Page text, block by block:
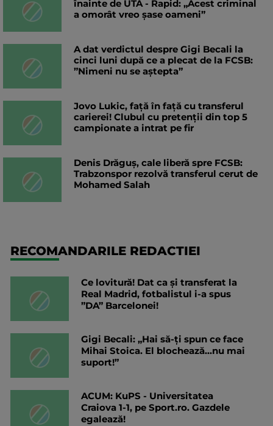
înainte de UTA - Rapid: „Acest criminal
a omorât vreo șase oameni”
A dat verdictul despre Gigi Becali la
cinci luni după ce a plecat de la FCSB:
”Nimeni nu se aștepta”
Jovo Lukic, față în față cu transferul
carierei! Clubul cu pretenții din top 5
campionate a intrat pe fir
Denis Drăguș, cale liberă spre FCSB:
Trabzonspor rezolvă transferul cerut de
Mohamed Salah
RECOMANDARILE REDACTIEI
Ce lovitură! Dat ca și transferat la
Real Madrid, fotbalistul i-a spus
”DA” Barcelonei!
Gigi Becali: „Hai să-ți spun ce face
Mihai Stoica. El blochează...nu mai
suport!”
ACUM: KuPS - Universitatea
Craiova 1-1, pe Sport.ro. Gazdele
egalează!